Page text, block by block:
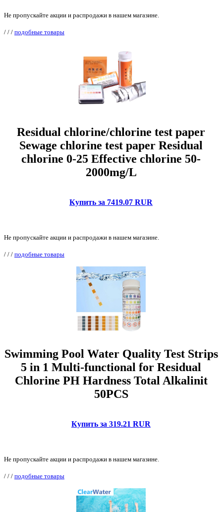
Не пропускайте акции и распродажи в нашем магазине.
/ / / подобные товары
Residual chlorine/chlorine test paper
Sewage chlorine test paper Residual
chlorine 0-25 Effective chlorine 50-
2000mg/L
Купить за 7419.07 RUR
Не пропускайте акции и распродажи в нашем магазине.
/ / / подобные товары
Swimming Pool Water Quality Test Strips
5 in 1 Multi-functional for Residual
Chlorine PH Hardness Total Alkalinit
50PCS
Купить за 319.21 RUR
Не пропускайте акции и распродажи в нашем магазине.
/ / / подобные товары